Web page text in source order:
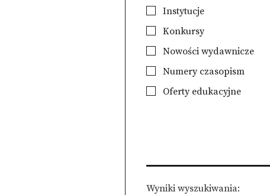
Instytucje
Konkursy
Nowości wydawnicze
Numery czasopism
Oferty edukacyjne
Wyniki wyszukiwania